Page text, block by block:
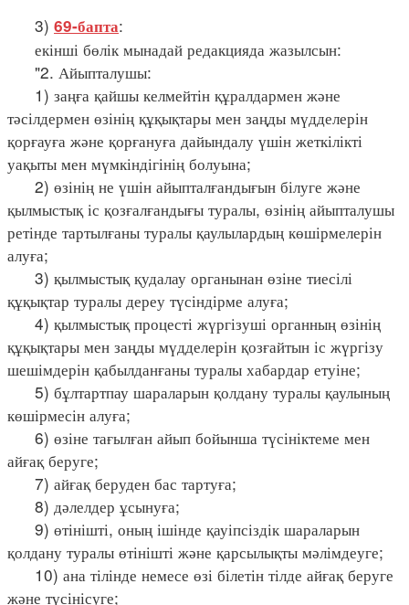
3) 69-бапта:
екінші бөлік мынадай редакцияда жазылсын:
"2. Айыпталушы:
1) заңға қайшы келмейтін құралдармен және
тәсілдермен өзінің құқықтары мен заңды мүдделерін
қорғауға және қорғануға дайындалу үшін жеткілікті
уақыты мен мүмкіндігінің болуына;
2) өзінің не үшін айыпталғандығын білуге және
қылмыстық іс қозғалғандығы туралы, өзінің айыпталушы
ретінде тартылғаны туралы қаулылардың көшірмелерін
алуға;
3) қылмыстық қудалау органынан өзіне тиесілі
құқықтар туралы дереу түсіндірме алуға;
4) қылмыстық процесті жүргізуші органның өзінің
құқықтары мен заңды мүдделерін қозғайтын іс жүргізу
шешімдерін қабылданғаны туралы хабардар етуіне;
5) бұлтартпау шараларын қолдану туралы қаулының
көшірмесін алуға;
6) өзіне тағылған айып бойынша түсініктеме мен
айғақ беруге;
7) айғақ беруден бас тартуға;
8) дәлелдер ұсынуға;
9) өтінішті, оның ішінде қауіпсіздік шараларын
қолдану туралы өтінішті және қарсылықты мәлімдеуге;
10) ана тілінде немесе өзі білетін тілде айғақ беруге
және түсінісуге;